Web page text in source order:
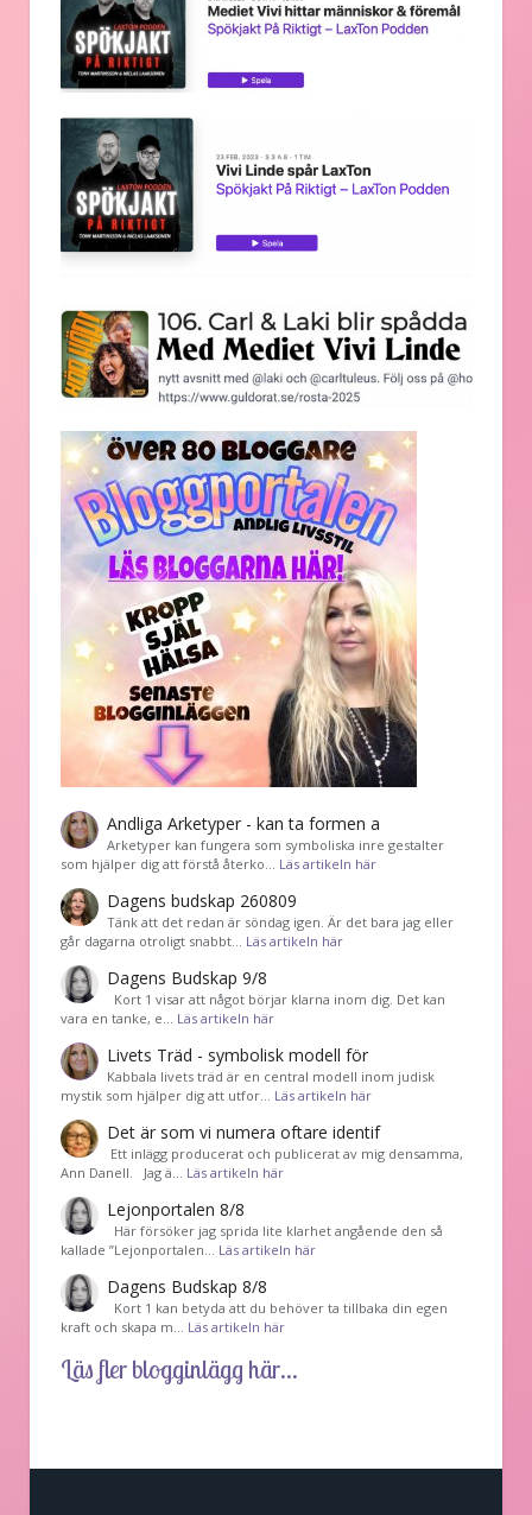
Andliga Arketyper - kan ta formen a
Arketyper kan fungera som symboliska inre gestalter
som hjälper dig att förstå återko… Läs artikeln här
Dagens budskap 260809
Tänk att det redan är söndag igen. Är det bara jag eller
går dagarna otroligt snabbt… Läs artikeln här
Dagens Budskap 9/8
Kort 1 visar att något börjar klarna inom dig. Det kan
vara en tanke, e… Läs artikeln här
Livets Träd - symbolisk modell för
Kabbala livets träd är en central modell inom judisk
mystik som hjälper dig att utfor… Läs artikeln här
Det är som vi numera oftare identif
͏ Ett inlägg producerat och publicerat av mig densamma,
Ann Danell. Jag ä… Läs artikeln här
Lejonportalen 8/8
Här försöker jag sprida lite klarhet angående den så
kallade ”Lejonportalen… Läs artikeln här
Dagens Budskap 8/8
Kort 1 kan betyda att du behöver ta tillbaka din egen
kraft och skapa m… Läs artikeln här
Läs fler blogginlägg här...